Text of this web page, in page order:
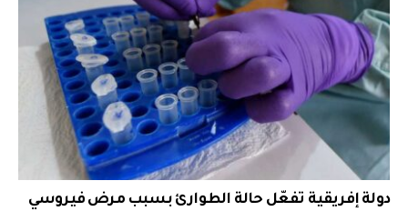
دولة إفريقية تفعّل حالة الطوارئ بسبب مرض فيروسي